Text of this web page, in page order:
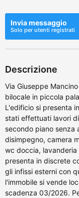
Invia messaggio
Solo per utenti registrati
Descrizione
Via Giuseppe
bilocale in piccola
L'edificio si presenta
stati effettuati lavori
secondo piano senza
disimpegno, camera
wc doccia,
presenta in discrete
gli infissi esterni con
l'immobile si vende
scadenza 03/2026.